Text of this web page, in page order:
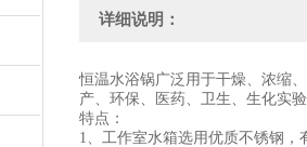
详细说明：
恒温水浴锅广泛用于干燥、浓缩
产、环保、医药、卫生、生化实
特点：
1、工作室水箱选用优质不锈钢，